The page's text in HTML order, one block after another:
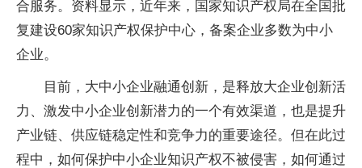
合服务。资料显示，近年来，国家知识产权局在全国批
复建设60家知识产权保护中心，备案企业多数为中小
企业。
目前，大中小企业融通创新，是释放大企业创新活
力、激发中小企业创新潜力的一个有效渠道，也是提升
产业链、供应链稳定性和竞争力的重要途径。但在此过
程中，如何保护中小企业知识产权不被侵害，如何通过